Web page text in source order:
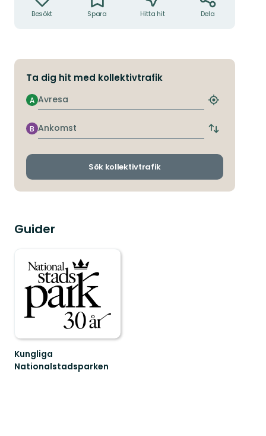
Besökt Spara Hitta hit Dela
Ta dig hit med kollektivtrafik
Avresa
A
Hitta
hållplats
Ankomst
B
Byt
och
Sök kollektivtrafik
Guider
Kungliga
Nationalstadsparken